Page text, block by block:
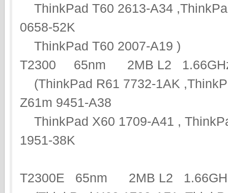
ThinkPad T60 2613-A34
0658-52K
ThinkPad T60 2007-A19 )
T2300 65nm 2MB L2
(ThinkPad R61 7732-1AK
Z61m 9451-A38
ThinkPad X60 1709-A41 ,
1951-38K
T2300E 65nm 2MB L2